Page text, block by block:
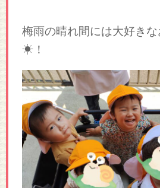
梅雨の晴れ間には大好き
☀！